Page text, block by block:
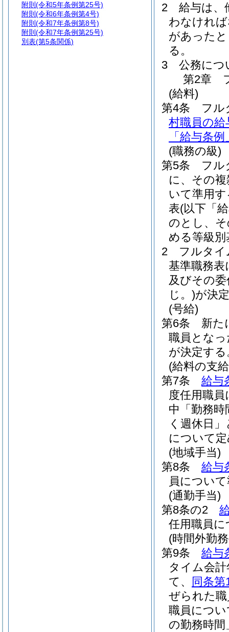
2
給与は、
わなけれ
があった
る。
3
公務につ
第2章
(給料)
第4条
フル
村職員の
「給与条
(職務の級)
第5条
フル
に、その
いて準用
表(以下「
のとし、
める等級
2
フルタイ
基準職務
及びその
じ。)が決
(号給)
第6条
新た
職員とな
が決定する
(給料の支
第7条
給与
度任用職
中「勤務
く週休日
について
(地域手当)
第8条
給与
員につい
(通勤手当)
第8条の2
任用職員
(時間外勤
第9条
給与
タイム会
て、
同条第
ぜられた
職員につ
の勤務時
附則 (令和5年条例第25号)
附則 (令和6年条例第4号)
附則 (令和7年条例第8号)
附則 (令和7年条例第25号)
別表(第5条関係)